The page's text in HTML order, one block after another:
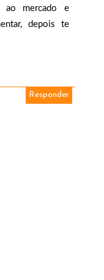
ao mercado e
depois te
Responder